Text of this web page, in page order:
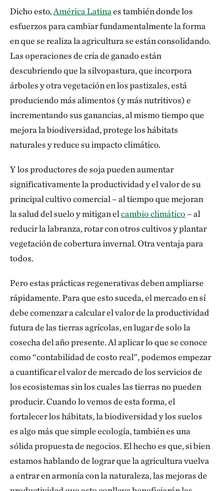
Dicho esto, América Latinaes también donde los
esfuerzos para cambiar fundamentalmente la forma
en que se realiza la agricultura se están consolidando.
Las operaciones de cría de ganado están
descubriendo que la silvopastura, que incorpora
árboles y otra vegetación en los pastizales, está
produciendo más alimentos (y más nutritivos) e
incrementando sus ganancias, al mismo tiempo que
mejora la biodiversidad, protege los hábitats
naturales y reduce su impacto climático.
Y los productores de soja pueden aumentar
significativamente la productividad y el valor de su
principal cultivo comercial – al tiempo que mejoran
la salud del suelo y mitigan elcambio climático – al
reducir la labranza, rotar con otros cultivos y plantar
vegetación de cobertura invernal. Otra ventaja para
todos.
Pero estas prácticas regenerativas deben ampliarse
rápidamente. Para que esto suceda, el mercado en sí
debe comenzar a calcular el valor de la productividad
futura de las tierras agrícolas, en lugar de solo la
cosecha del año presente. Al aplicar lo que se conoce
como “contabilidad de costo real”, podemos empezar
a cuantificar el valor de mercado de los servicios de
los ecosistemas sin los cuales las tierras no pueden
producir. Cuando lo vemos de esta forma, el
fortalecer los hábitats, la biodiversidad y los suelos
es algo más que simple ecología, también es una
sólida propuesta de negocios. El hecho es que, si bien
estamos hablando de lograr que la agricultura vuelva
a entrar en armonía con la naturaleza, las mejoras de